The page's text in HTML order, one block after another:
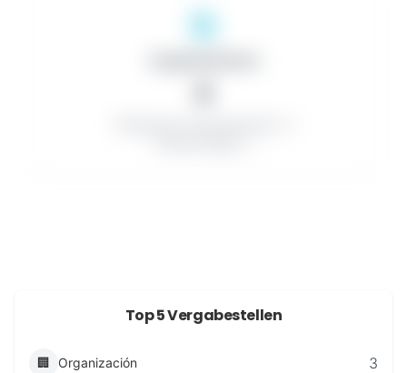
Top 5 Vergabestellen
🏢 Organización 3